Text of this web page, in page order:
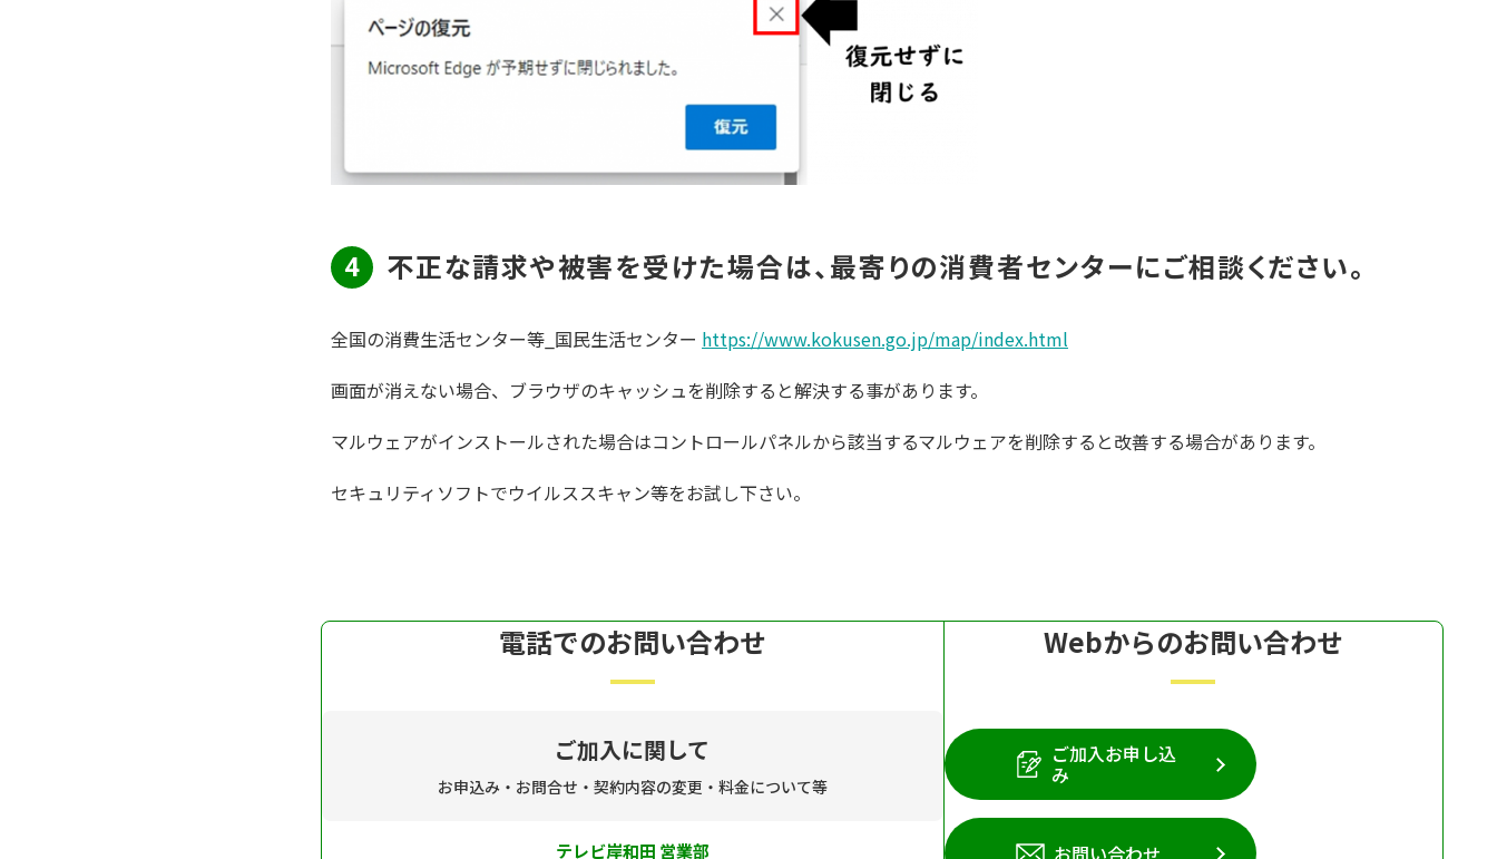
4 不正な請求や被害を受けた場合は、最寄りの消費者センターにご相談ください。
全国の消費生活センター等_国民生活センター https://www.kokusen.go.jp/map/index.html
画面が消えない場合、ブラウザのキャッシュを削除すると解決する事があります。
マルウェアがインストールされた場合はコントロールパネルから該当するマルウェアを削除すると改善する場合があります。
セキュリティソフトでウイルススキャン等をお試し下さい。
電話でのお問い合わせ
ご加入に関して
お申込み・お問合せ・契約内容の変更・料金について等
テレビ岸和田 営業部
Webからのお問い合わせ
ご加入お申し込
み
お問い合わせ